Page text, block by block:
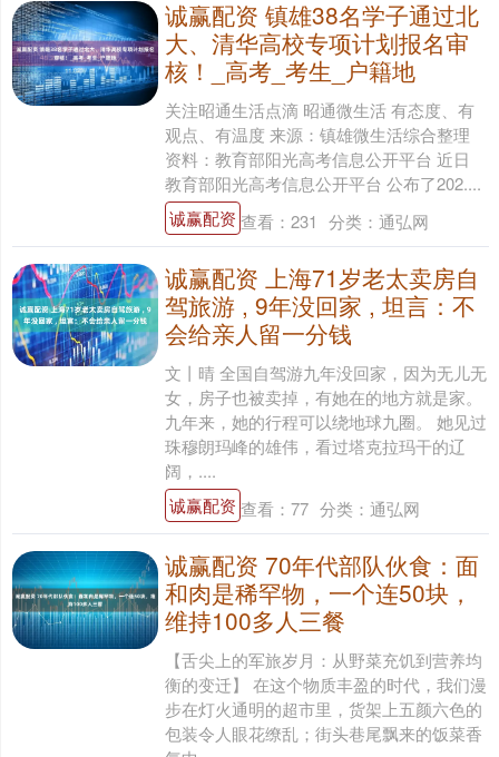
诚赢配资 镇雄38名学子通过北
大、清华高校专项计划报名审
核！_高考_考生_户籍地
关注昭通生活点滴 昭通微生活 有态度、有
观点、有温度 来源：镇雄微生活综合整理
资料：教育部阳光高考信息公开平台 近日
教育部阳光高考信息公开平台 公布了202....
诚赢配资 查看： 231 分类： 通弘网
诚赢配资 上海71岁老太卖房自
驾旅游 , 9年没回家 , 坦言：不
会给亲人留一分钱
文丨晴 全国自驾游九年没回家，因为无儿无
女，房子也被卖掉，有她在的地方就是家。
九年来，她的行程可以绕地球九圈。 她见过
珠穆朗玛峰的雄伟，看过塔克拉玛干的辽
阔，....
诚赢配资 查看： 77 分类： 通弘网
诚赢配资 70年代部队伙食：面
和肉是稀罕物，一个连50块，
维持100多人三餐
【舌尖上的军旅岁月：从野菜充饥到营养均
衡的变迁】 在这个物质丰盈的时代，我们漫
步在灯火通明的超市里，货架上五颜六色的
包装令人眼花缭乱；街头巷尾飘来的饭菜香